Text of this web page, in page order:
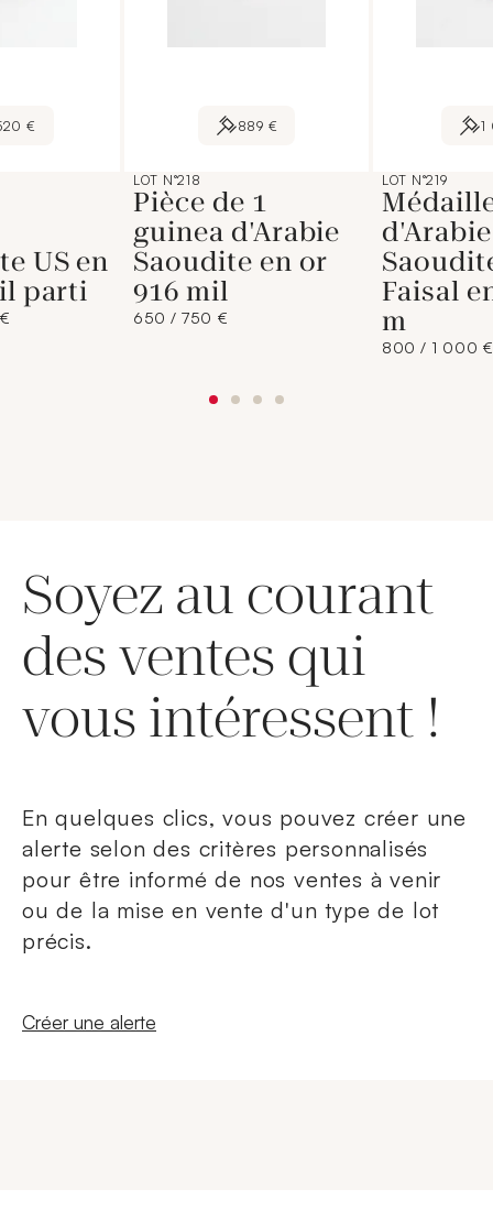
€
US en
parti
889 €
LOT N°218
Pièce de 1
guinea d'Arabie
Saoudite en or
916 mil
650 / 750 €
1
LOT N°219
d'Arabie
Faisal
m
800 / 1 000 €
Soyez au courant
des ventes qui
vous intéressent !
En quelques clics, vous pouvez créer une
alerte selon des critères personnalisés
pour être informé de nos ventes à venir
ou de la mise en vente d'un type de lot
précis.
Nouvelle fenêtre
Créer une alerte